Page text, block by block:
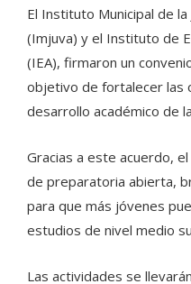
El Instituto Municipal de
(Imjuva) y el Instituto de
(IEA), firmaron un
objetivo de fortalecer las
desarrollo académico de
Gracias a este acuerdo,
de preparatoria abierta,
para que más jóvenes
estudios de nivel medio
Las actividades se